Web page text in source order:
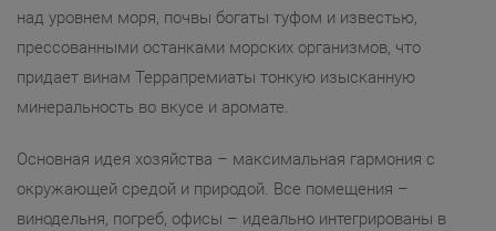
над уровнем моря, почвы богаты туфом и известью,
прессованными останками морских организмов, что
придает винам Террапремиаты тонкую изысканную
минеральность во вкусе и аромате.
Основная идея хозяйства – максимальная гармония с
окружающей средой и природой. Все помещения –
винодельня, погреб, офисы – идеально интегрированы в